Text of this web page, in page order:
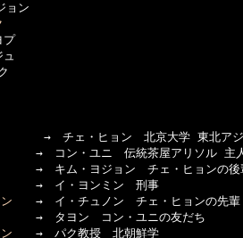
ョン
プ
→　チェ・ヒョン　北京大学 東北アジ
コン・ユニ　伝統茶屋アリソル 主
　キム・ヨジョン　チェ・ヒョンの後
　イ・ヨンミン　刑事
→　イ・チュノン　チェ・ヒョンの先輩
　タヨン　コン・ユニの友だち
→　パク教授　北朝鮮学